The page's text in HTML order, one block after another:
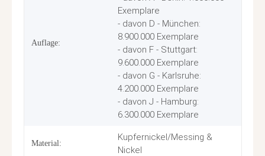
Auflage:
Exemplare
- davon D - München:
8.900.000 Exemplare
- davon F - Stuttgart:
9.600.000 Exemplare
- davon G - Karlsruhe:
4.200.000 Exemplare
- davon J - Hamburg:
6.300.000 Exemplare
Material:
Kupfernickel/Messing &
Nickel